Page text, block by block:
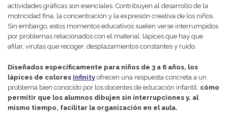
actividades gráficas son esenciales. Contribuyen al desarrollo de la
motricidad fina, la concentración y la expresión creativa de los niños.
Sin embargo, estos momentos educativos suelen verse interrumpidos
por problemas relacionados con el material: lápices que hay que
afilar, virutas que recoger, desplazamientos constantes y ruido.
Diseñados específicamente para niños de 3 a 6 años, los
lápices de colores Infinity ofrecen una respuesta concreta a un
problema bien conocido por los docentes de educación infantil: cómo
permitir que los alumnos dibujen sin interrupciones y, al
mismo tiempo, facilitar la organización en el aula.